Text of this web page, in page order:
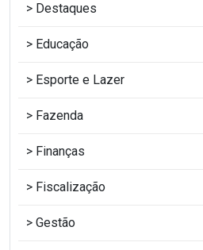
Destaques
Educação
Esporte e Lazer
Fazenda
Finanças
Fiscalização
Gestão